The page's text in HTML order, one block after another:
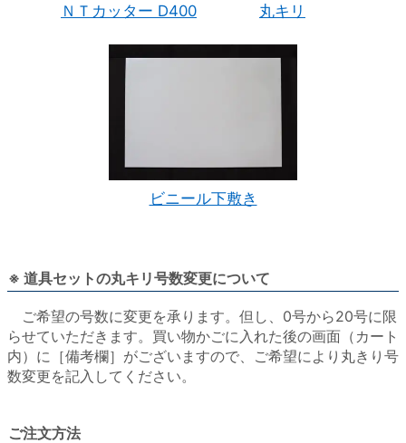
ＮＴカッター D400 丸キリ
ビニール下敷き
※ 道具セットの丸キリ号数変更について
ご希望の号数に変更を承ります。但し、0号から20号に限
らせていただきます。買い物かごに入れた後の画面（カート
内）に［備考欄］がございますので、ご希望により丸きり号
数変更を記入してください。
ご注文方法